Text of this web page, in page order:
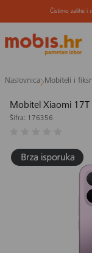
na
sadržaj
Čistimo zalihe i
Naslovnica Mobiteli i
Mobitel Xiaomi
Šifra: 176356